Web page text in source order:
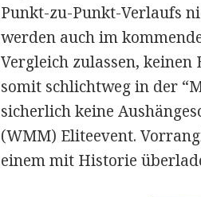
Punkt-zu-Punkt-Verlaufs
werden auch im
Vergleich zulassen,
somit schlichtweg in der
sicherlich keine
(WMM) Eliteevent.
einem mit Historie